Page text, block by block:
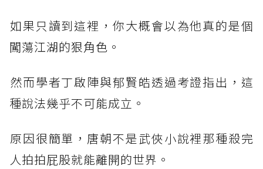
​如果只讀到這裡，你大概會以為他真的是個
闖蕩江湖的狠角色。
​然而學者丁啟陣與郁賢皓透過考證指出，這
種說法幾乎不可能成立。
​原因很簡單，唐朝不是武俠小說裡那種殺完
人拍拍屁股就能離開的世界。